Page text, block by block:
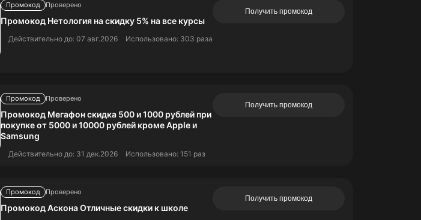
Промокод Проверено
Промокод Нетология на скидку 5% на все курсы
Действительно до: 07 авг.2026 Использовано: 303 раза
Получить промокод
Промокод Проверено
Промокод Мегафон скидка 500 и 1000 рублей при
покупке от 5000 и 10000 рублей кроме Apple и
Samsung
Действительно до: 31 дек.2026 Использовано: 151 раз
Получить промокод
Промокод Проверено
Промокод Аскона Отличные скидки к школе
Получить промокод